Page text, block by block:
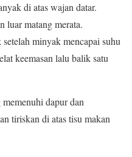
di atas wajan datar.
luar matang merata.
minyak mencapai suhu
keemasan lalu balik satu
dapur dan
tiriskan di atas tisu makan